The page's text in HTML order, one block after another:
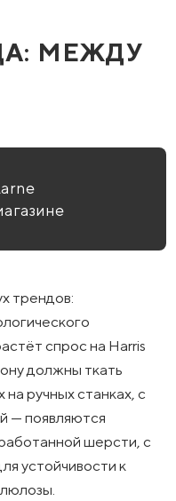
МЕЖДУ
трендов:
спрос на Harris
должны ткать
ручных станках, с
— появляются
шерсти, с
устойчивости к